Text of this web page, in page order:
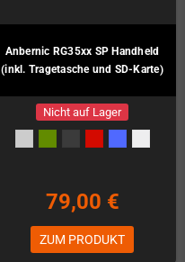
Anbernic RG35xx SP Handheld
(inkl. Tragetasche und SD-Karte)
Nicht auf Lager
79,00 €
ZUM PRODUKT